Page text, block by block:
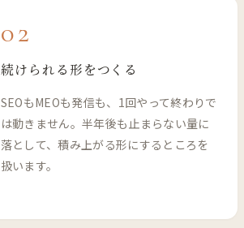
02
続けられる形をつくる
SEOもMEOも発信も、1回やって終わりで
は動きません。半年後も止まらない量に
落として、積み上がる形にするところを
扱います。